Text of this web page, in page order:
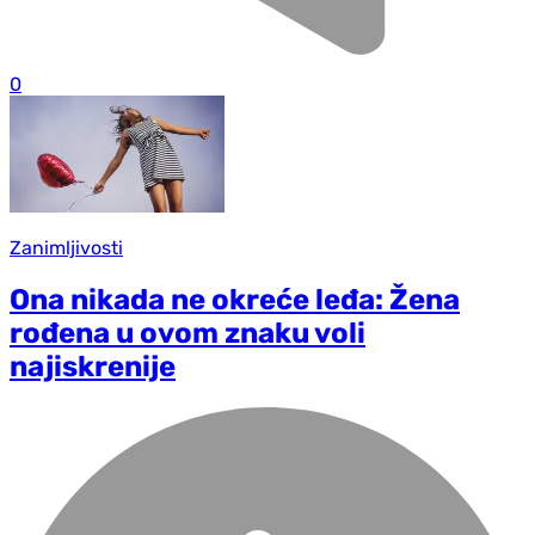
0
Zanimljivosti
Ona nikada ne okreće leđa: Žena
rođena u ovom znaku voli
najiskrenije